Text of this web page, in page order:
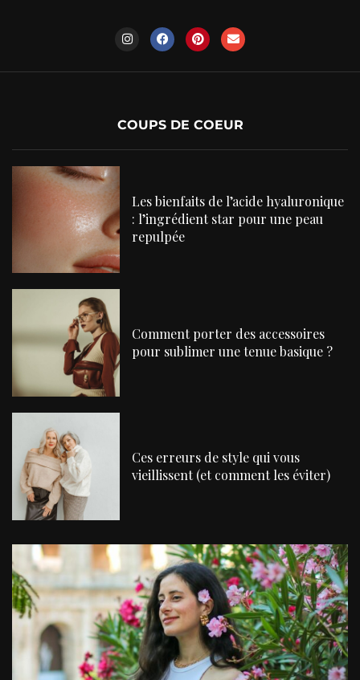
COUPS DE COEUR
Les bienfaits de l’acide hyaluronique
: l’ingrédient star pour une peau
repulpée
Comment porter des accessoires
pour sublimer une tenue basique ?
Ces erreurs de style qui vous
vieillissent (et comment les éviter)